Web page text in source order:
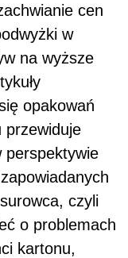
cen
w
na wyższe
opakowań
przewiduje
perspektywie
czyli
o problemach
kartonu,